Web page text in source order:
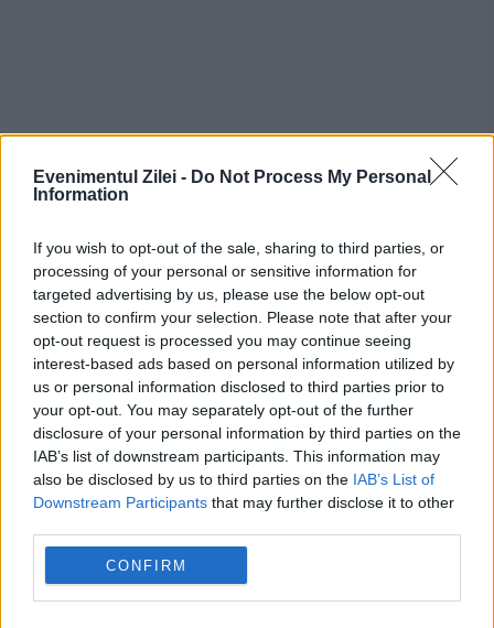
Evenimentul Zilei - Do Not Process My Personal
Information
If you wish to opt-out of the sale, sharing to third parties, or
processing of your personal or sensitive information for
targeted advertising by us, please use the below opt-out
section to confirm your selection. Please note that after your
opt-out request is processed you may continue seeing
interest-based ads based on personal information utilized by
us or personal information disclosed to third parties prior to
your opt-out. You may separately opt-out of the further
disclosure of your personal information by third parties on the
IAB’s list of downstream participants. This information may
also be disclosed by us to third parties on the IAB’s List of
Downstream Participants that may further disclose it to other
CONFIRM
Recomandările noastre
SOCIAL
Centura Bacăului se închide două săptămâni.